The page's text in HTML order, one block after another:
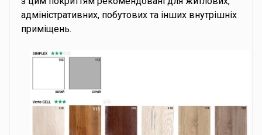
адміністративних, побутових та інших внутрішніх
приміщень.